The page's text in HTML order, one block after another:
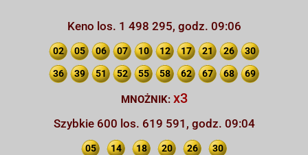
Keno los. 1 498 295, godz. 09:06
02 05 06 07 10 12 17 21 26 30
36 39 51 52 55 58 62 67 68 69
MNOŻNIK: x3
Szybkie 600 los. 619 591, godz. 09:04
05 14 18 20 26 30